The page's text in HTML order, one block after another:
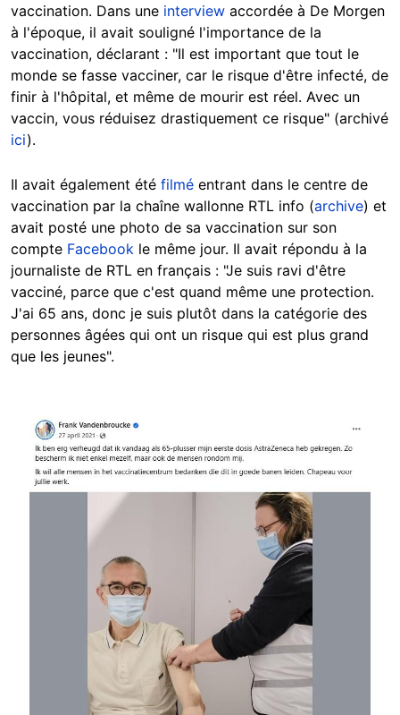
vaccination. Dans une interview accordée à De Morgen
à l'époque, il avait souligné l'importance de la
vaccination, déclarant : "Il est important que tout le
monde se fasse vacciner, car le risque d'être infecté, de
finir à l'hôpital, et même de mourir est réel. Avec un
vaccin, vous réduisez drastiquement ce risque" (archivé
ici).
Il avait également été filmé entrant dans le centre de
vaccination par la chaîne wallonne RTL info (archive) et
avait posté une photo de sa vaccination sur son
compte Facebook le même jour. Il avait répondu à la
journaliste de RTL en français : "Je suis ravi d'être
vacciné, parce que c'est quand même une protection.
J'ai 65 ans, donc je suis plutôt dans la catégorie des
personnes âgées qui ont un risque qui est plus grand
que les jeunes".
Image